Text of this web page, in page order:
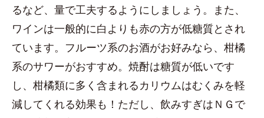
るなど、量で工夫するようにしましょう。また、
ワインは一般的に白よりも赤の方が低糖質とされ
ています。フルーツ系のお酒がお好みなら、柑橘
系のサワーがおすすめ。焼酎は糖質が低いです
し、柑橘類に多く含まれるカリウムはむくみを軽
減してくれる効果も！ただし、飲みすぎはＮＧで